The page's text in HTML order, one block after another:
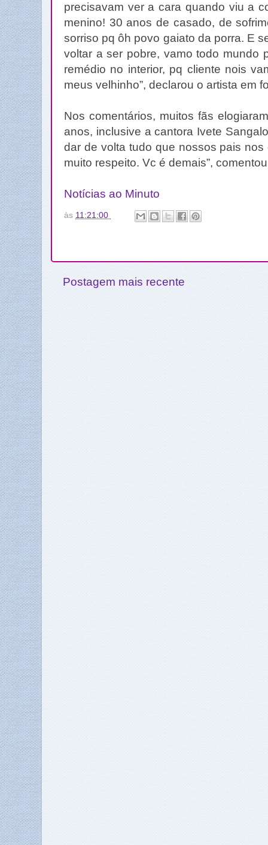
precisavam ver a cara quando viu a
menino! 30 anos de casado, de
sorriso pq ôh povo gaiato da porra. E
voltar a ser pobre, vamo todo mundo
remédio no interior, pq cliente nois
meus velhinho”, declarou o artista em
Nos comentários, muitos fãs
anos, inclusive a cantora Ivete
dar de volta tudo que nossos pais nos
muito respeito. Vc é demais”,
Notícias ao Minuto
às 11:21:00
Postagem mais recente